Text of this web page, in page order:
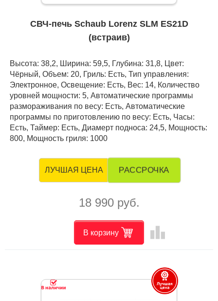
СВЧ-печь Schaub Lorenz SLM ES21D
(встраив)
Высота: 38,2, Ширина: 59,5, Глубина: 31,8, Цвет:
Чёрный, Объем: 20, Гриль: Есть, Тип управления:
Электронное, Освещение: Есть, Вес: 14, Количество
уровней мощности: 5, Автоматические программы
размораживания по весу: Есть, Автоматические
программы по приготовлению по весу: Есть, Часы:
Есть, Таймер: Есть, Диамерт подноса: 24,5, Мощность:
800, Мощность гриля: 1000
ЛУЧШАЯ ЦЕНА РАССРОЧКА
18 990 руб.
В корзину leaderboard